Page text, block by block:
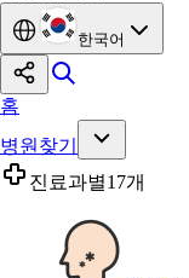
한국어
홈
병원찾기
진료과별17개